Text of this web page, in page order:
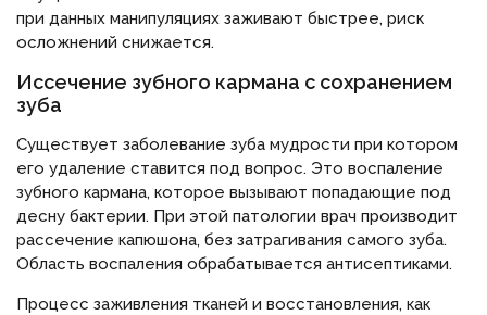
при данных манипуляциях заживают быстрее, риск
осложнений снижается.
Иссечение зубного кармана с сохранением
зуба
Существует заболевание зуба мудрости при котором
его удаление ставится под вопрос. Это воспаление
зубного кармана, которое вызывают попадающие под
десну бактерии. При этой патологии врач производит
рассечение капюшона, без затрагивания самого зуба.
Область воспаления обрабатывается антисептиками.
Процесс заживления тканей и восстановления, как